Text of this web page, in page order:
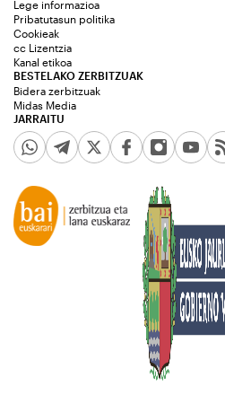
JARRAITU
Lege informazioa
Pribatutasun politika
Cookieak
cc Lizentzia
Kanal etikoa
BESTELAKO ZERBITZUAK
Bidera zerbitzuak
Midas Media